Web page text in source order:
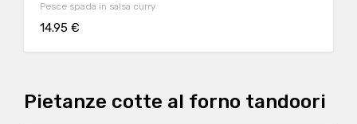
Pesce spada in salsa curry
14.95 €
Pietanze cotte al forno tandoori